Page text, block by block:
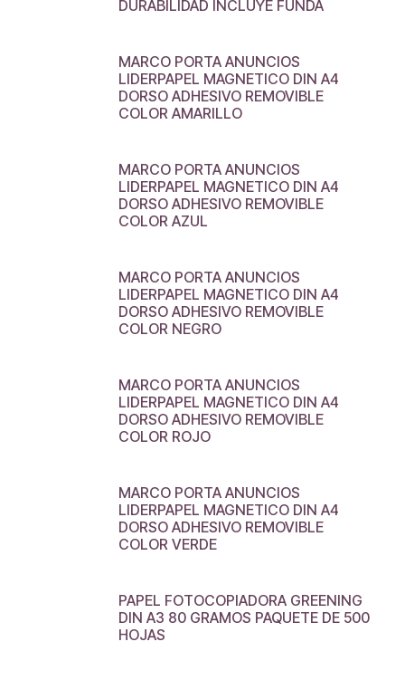
DURABILIDAD INCLUYE FUNDA
MARCO PORTA ANUNCIOS
LIDERPAPEL MAGNETICO DIN A4
DORSO ADHESIVO REMOVIBLE
COLOR AMARILLO
MARCO PORTA ANUNCIOS
LIDERPAPEL MAGNETICO DIN A4
DORSO ADHESIVO REMOVIBLE
COLOR AZUL
MARCO PORTA ANUNCIOS
LIDERPAPEL MAGNETICO DIN A4
DORSO ADHESIVO REMOVIBLE
COLOR NEGRO
MARCO PORTA ANUNCIOS
LIDERPAPEL MAGNETICO DIN A4
DORSO ADHESIVO REMOVIBLE
COLOR ROJO
MARCO PORTA ANUNCIOS
LIDERPAPEL MAGNETICO DIN A4
DORSO ADHESIVO REMOVIBLE
COLOR VERDE
PAPEL FOTOCOPIADORA GREENING
DIN A3 80 GRAMOS PAQUETE DE 500
HOJAS